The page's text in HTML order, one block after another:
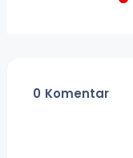
0 Komentar